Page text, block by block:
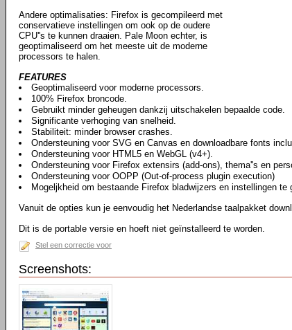
Andere optimalisaties: Firefox is gecompileerd met
conservatieve instellingen om ook op de oudere
CPU''s te kunnen draaien. Pale Moon echter, is
geoptimaliseerd om het meeste uit de moderne
processors te halen.
FEATURES
Geoptimaliseerd voor moderne processors.
100% Firefox broncode.
Gebruikt minder geheugen dankzij uitschakelen bepaalde code.
Significante verhoging van snelheid.
Stabiliteit: minder browser crashes.
Ondersteuning voor SVG en Canvas en downloadbare fonts
Ondersteuning voor HTML5 en WebGL (v4+).
Ondersteuning voor Firefox extensirs (add-ons), thema''s en
Ondersteuning voor OOPP (Out-of-process plugin execution)
Mogeljkheid om bestaande Firefox bladwijzers en instellingen te
Vanuit de opties kun je eenvoudig het Nederlandse taalpakket
Dit is de portable versie en hoeft niet geïnstalleerd te worden.
Stel een correctie voor
Screenshots: